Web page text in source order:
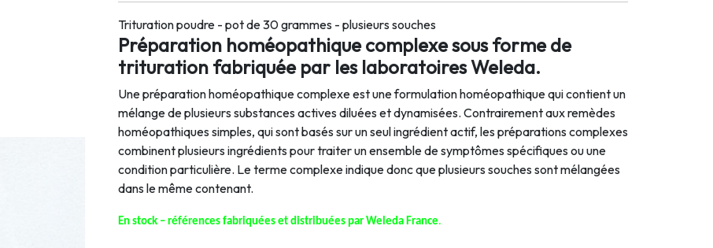
Trituration poudre - pot de 30 grammes - plusieurs souches
Préparation homéopathique complexe sous forme de
trituration fabriquée par les laboratoires Weleda.
Une préparation homéopathique complexe est une formulation homéopathique qui contient un
mélange de plusieurs substances actives diluées et dynamisées. Contrairement aux remèdes
homéopathiques simples, qui sont basés sur un seul ingrédient actif, les préparations complexes
combinent plusieurs ingrédients pour traiter un ensemble de symptômes spécifiques ou une
condition particulière. Le terme complexe indique donc que plusieurs souches sont mélangées
dans le même contenant.
En stock – références fabriquées et distribuées par Weleda France.